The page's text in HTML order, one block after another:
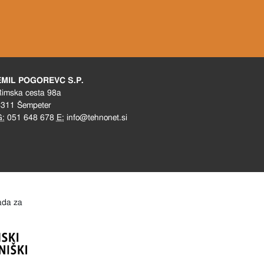
POGOREVC S.P.
cesta 98a
Šempeter
051 648 678 E: info@tehnonet.si
za